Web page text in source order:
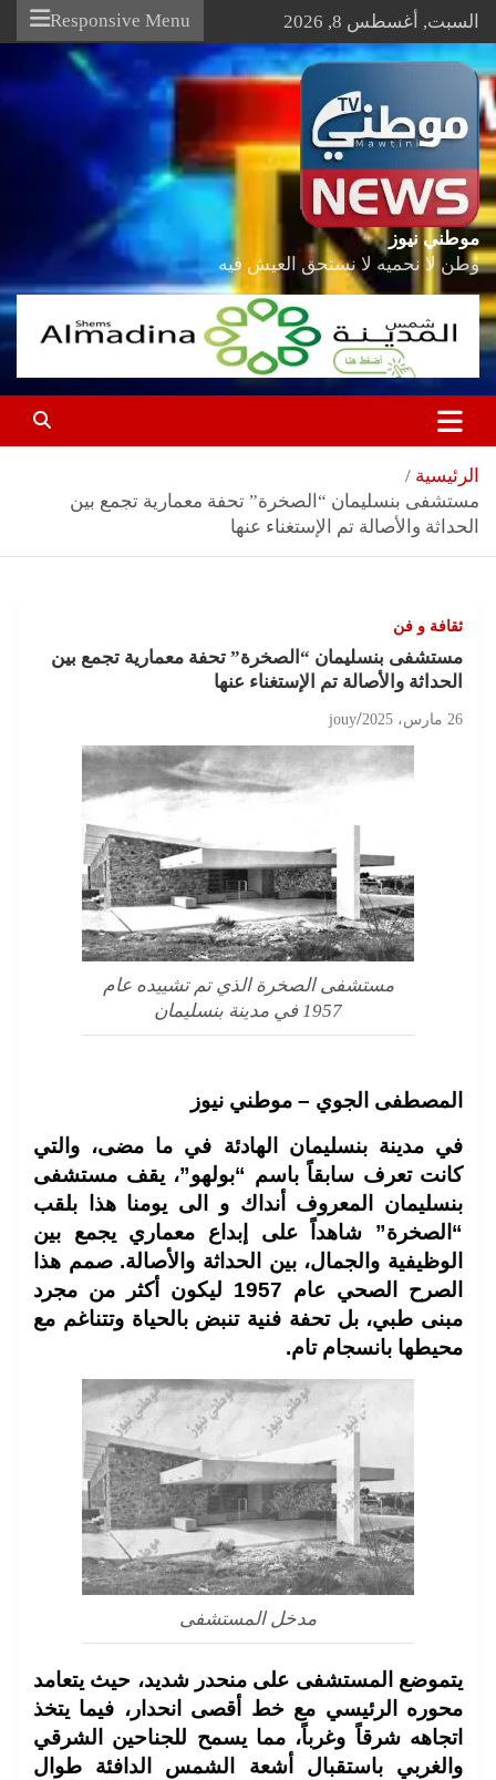
Skip
content
السبت, أغسطس 8, 2026 Responsive Menu
موطني نيوز
وطن لا نحميه لا نستحق العيش فيه
الرئيسية
مستشفى بنسليمان “الصخرة” تحفة معمارية تجمع بين
الحداثة والأصالة تم الإستغناء عنها
ثقافة و فن
مستشفى بنسليمان “الصخرة” تحفة معمارية تجمع بين
الحداثة والأصالة تم الإستغناء عنها
26 مارس، 2025 jouy
مستشفى الصخرة الذي تم تشييده عام
1957 في مدينة بنسليمان
المصطفى الجوي – موطني نيوز
في مدينة بنسليمان الهادئة في ما مضى، والتي
كانت تعرف سابقاً باسم “بولهو”، يقف مستشفى
بنسليمان المعروف أنداك و الى يومنا هذا بلقب
“الصخرة” شاهداً على إبداع معماري يجمع بين
الوظيفية والجمال، بين الحداثة والأصالة. صمم هذا
الصرح الصحي عام 1957 ليكون أكثر من مجرد
مبنى طبي، بل تحفة فنية تنبض بالحياة وتتناغم مع
محيطها بانسجام تام.
مدخل المستشفى
يتموضع المستشفى على منحدر شديد، حيث يتعامد
محوره الرئيسي مع خط أقصى انحدار، فيما يتخذ
اتجاهه شرقاً وغرباً، مما يسمح للجناحين الشرقي
والغربي باستقبال أشعة الشمس الدافئة طوال